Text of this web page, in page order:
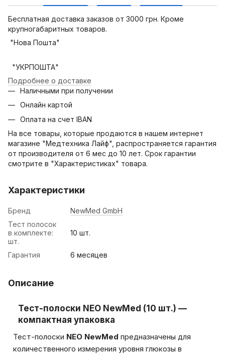
Бесплатная доставка заказов от 3000 грн. Кроме
крупногабаритных товаров.
"Нова Пошта"
"УКРПОШТА"
Подробнее о доставке
Наличными при получении
Онлайн картой
Оплата на счет IBAN
На все товары, которые продаются в нашем интернет
магазине "Медтехника Лайф", распространяется гарантия
от производителя от 6 мес до 10 лет. Срок гарантии
смотрите в "Характеристиках" товара.
Характеристики
Бренд
NewMed GmbH
Тест полосок
в комплекте:
шт.
10 шт.
Гарантия 6 месяцев
Описание
Тест-полоски NEO NewMed (10 шт.) —
компактная упаковка
Тест-полоски NEO NewMed предназначены для
количественного измерения уровня глюкозы в